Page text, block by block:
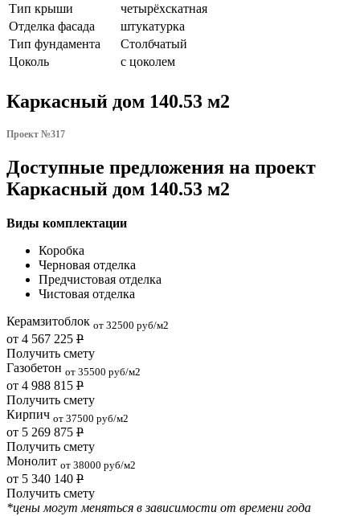
Тип крыши
четырёхскатная
Отделка фасада
штукатурка
Тип фундамента
Столбчатый
Цоколь
с цоколем
Каркасный дом 140.53 м2
Проект №317
Доступные предложения на проект
Каркасный дом 140.53 м2
Виды комплектации
Коробка
Черновая отделка
Предчистовая отделка
Чистовая отделка
Керамзитоблок от 32500 руб/м2
от 4 567 225 Р
Получить смету
Газобетон от 35500 руб/м2
от 4 988 815 Р
Получить смету
Кирпич от 37500 руб/м2
от 5 269 875 Р
Получить смету
Монолит от 38000 руб/м2
от 5 340 140 Р
Получить смету
*цены могут меняться в зависимости от времени года